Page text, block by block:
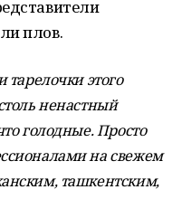
плов.
этого
ненастный
голодные. Просто
на свежем
ташкентским,